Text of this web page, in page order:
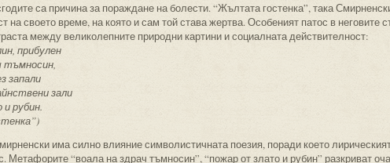
са причина за пораждане на болести. “Жълтата гостенка”, така
на своето време, на която и сам той става жертва. Особеният патос в неговите
между великолепните природни картини и социалната действителност:
прибулен
тъмносин,
запали
зали
рубин.
има силно влияние символистичната поезия, поради което
Метафорите “воала на здрач тъмносин”, “пожар от злато и рубин” разкриват